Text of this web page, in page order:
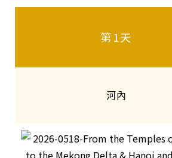
第1天
河內